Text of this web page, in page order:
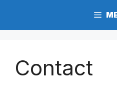
contenu
Contact